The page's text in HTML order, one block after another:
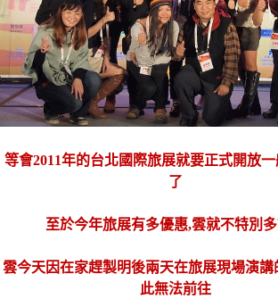
等會2011年的台北國際旅展就要正式開放
了
至於今年旅展有多優惠,雲就不特別
雲今天因在家趕製明後兩天在旅展現場演講
此無法前往